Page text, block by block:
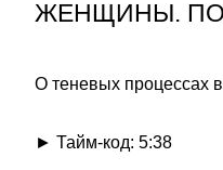
ЖЕНЩИНЫ.
О теневых процессах
► Тайм-код: 5:38